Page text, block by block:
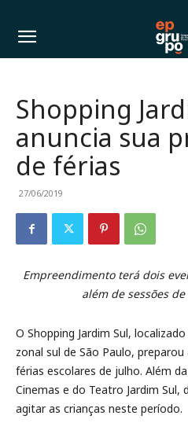
Shopping
anuncia sua
de férias
27/06/2019
Empreendimento terá dois
além de sessões
O Shopping Jardim Sul,
zonal sul de São Paulo,
férias escolares de julho. Além
Cinemas e do Teatro Jardim
agitar as crianças neste período.